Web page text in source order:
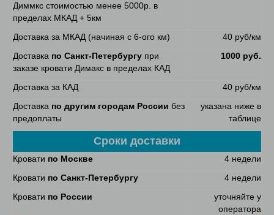
Диммкс стоимостью менее 5000р. в
пределах МКАД + 5км
Доставка за МКАД (начиная с 6-ого км)
40 руб/км
Доставка по Санкт-Петербургу при
заказе кровати Димакс в пределах КАД
1000 руб.
Доставка за КАД
40 руб/км
Доставка по другим городам России без
предоплаты
указана ниже в
таблице
Сроки доставки
Кровати по Москве
4 недели
Кровати по Санкт-Петербургу
4 недели
Кровати по России
уточняйте у
оператора